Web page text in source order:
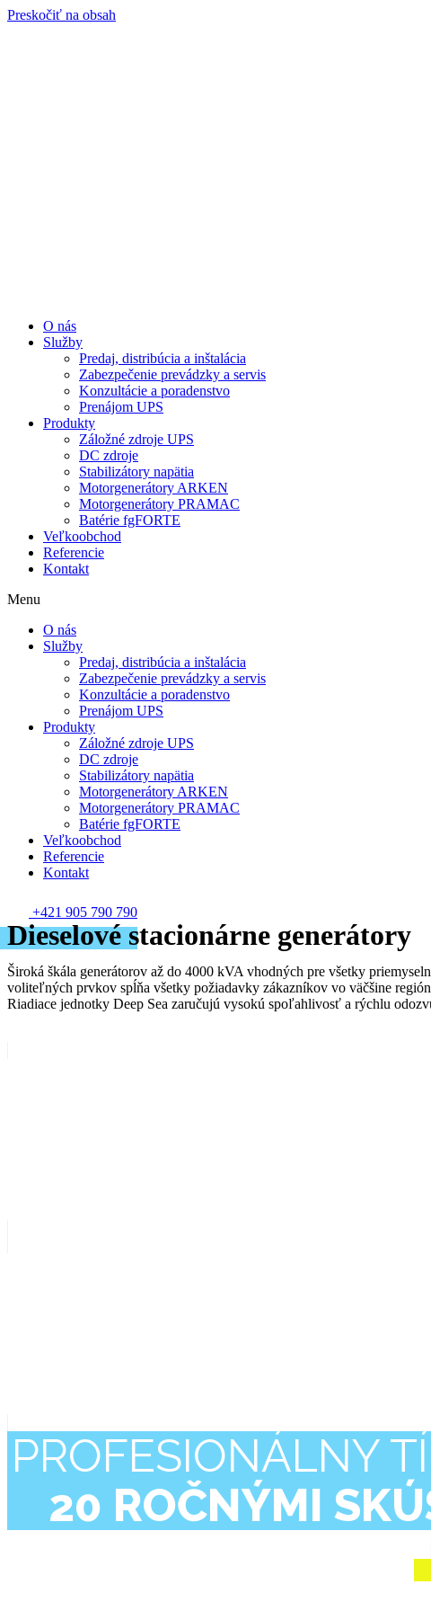
Preskočiť na obsah
O nás
Služby
Predaj, distribúcia a inštalácia
Zabezpečenie prevádzky a servis
Konzultácie a poradenstvo
Prenájom UPS
Produkty
Záložné zdroje UPS
DC zdroje
Stabilizátory napätia
Motorgenerátory ARKEN
Motorgenerátory PRAMAC
Batérie fgFORTE
Veľkoobchod
Referencie
Kontakt
Menu
O nás
Služby
Predaj, distribúcia a inštalácia
Zabezpečenie prevádzky a servis
Konzultácie a poradenstvo
Prenájom UPS
Produkty
Záložné zdroje UPS
DC zdroje
Stabilizátory napätia
Motorgenerátory ARKEN
Motorgenerátory PRAMAC
Batérie fgFORTE
Veľkoobchod
Referencie
Kontakt
+421 905 790 790
Dieselové stacionárne generátory
Široká škála generátorov až do 4000 kVA vhodných pre všetky
voliteľných prvkov spĺňa všetky požiadavky zákazníkov vo väčšine
Riadiace jednotky Deep Sea zaručujú vysokú spoľahlivosť a rýchlu
PROFESIONÁLNY
20 ROČNÝMI